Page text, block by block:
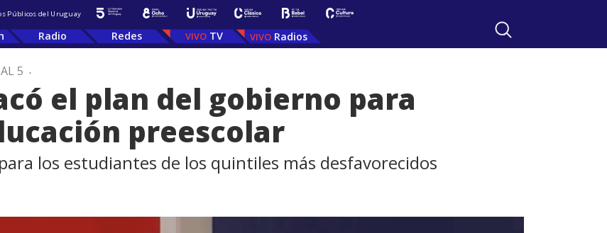
Públicos del Uruguay
Radio Redes TV Radios
5 .
el plan del gobierno para
preescolar
los estudiantes de los quintiles más desfavorecidos